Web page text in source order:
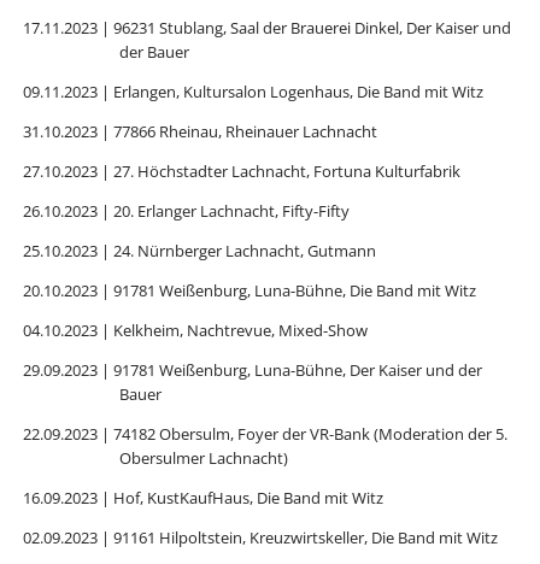
17.11.2023 | 96231 Stublang, Saal der Brauerei Dinkel, Der Kaiser und
der Bauer
09.11.2023 | Erlangen, Kultursalon Logenhaus, Die Band mit Witz
31.10.2023 | 77866 Rheinau, Rheinauer Lachnacht
27.10.2023 | 27. Höchstadter Lachnacht, Fortuna Kulturfabrik
26.10.2023 | 20. Erlanger Lachnacht, Fifty-Fifty
25.10.2023 | 24. Nürnberger Lachnacht, Gutmann
20.10.2023 | 91781 Weißenburg, Luna-Bühne, Die Band mit Witz
04.10.2023 | Kelkheim, Nachtrevue, Mixed-Show
29.09.2023 | 91781 Weißenburg, Luna-Bühne, Der Kaiser und der
Bauer
22.09.2023 | 74182 Obersulm, Foyer der VR-Bank (Moderation der 5.
Obersulmer Lachnacht)
16.09.2023 | Hof, KustKaufHaus, Die Band mit Witz
02.09.2023 | 91161 Hilpoltstein, Kreuzwirtskeller, Die Band mit Witz